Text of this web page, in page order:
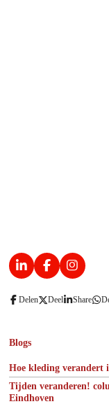
L
i
k
n
F
a
e
I
n
t
Delen Deel Share
Blogs
Hoe kleding verandert
Tijden veranderen!
Eindhoven